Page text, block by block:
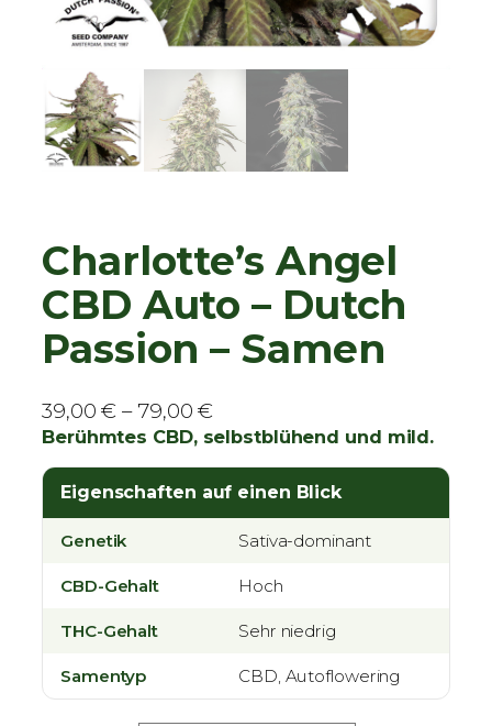
Charlotte’s Angel
CBD Auto – Dutch
Passion – Samen
39,00€ – 79,00€
r
e
i
s
Berühmtes CBD, selbstblühend und mild.
Eigenschaften auf einen Blick
Genetik Sativa-dominant
CBD-Gehalt Hoch
THC-Gehalt Sehr niedrig
Samentyp CBD, Autoflowering